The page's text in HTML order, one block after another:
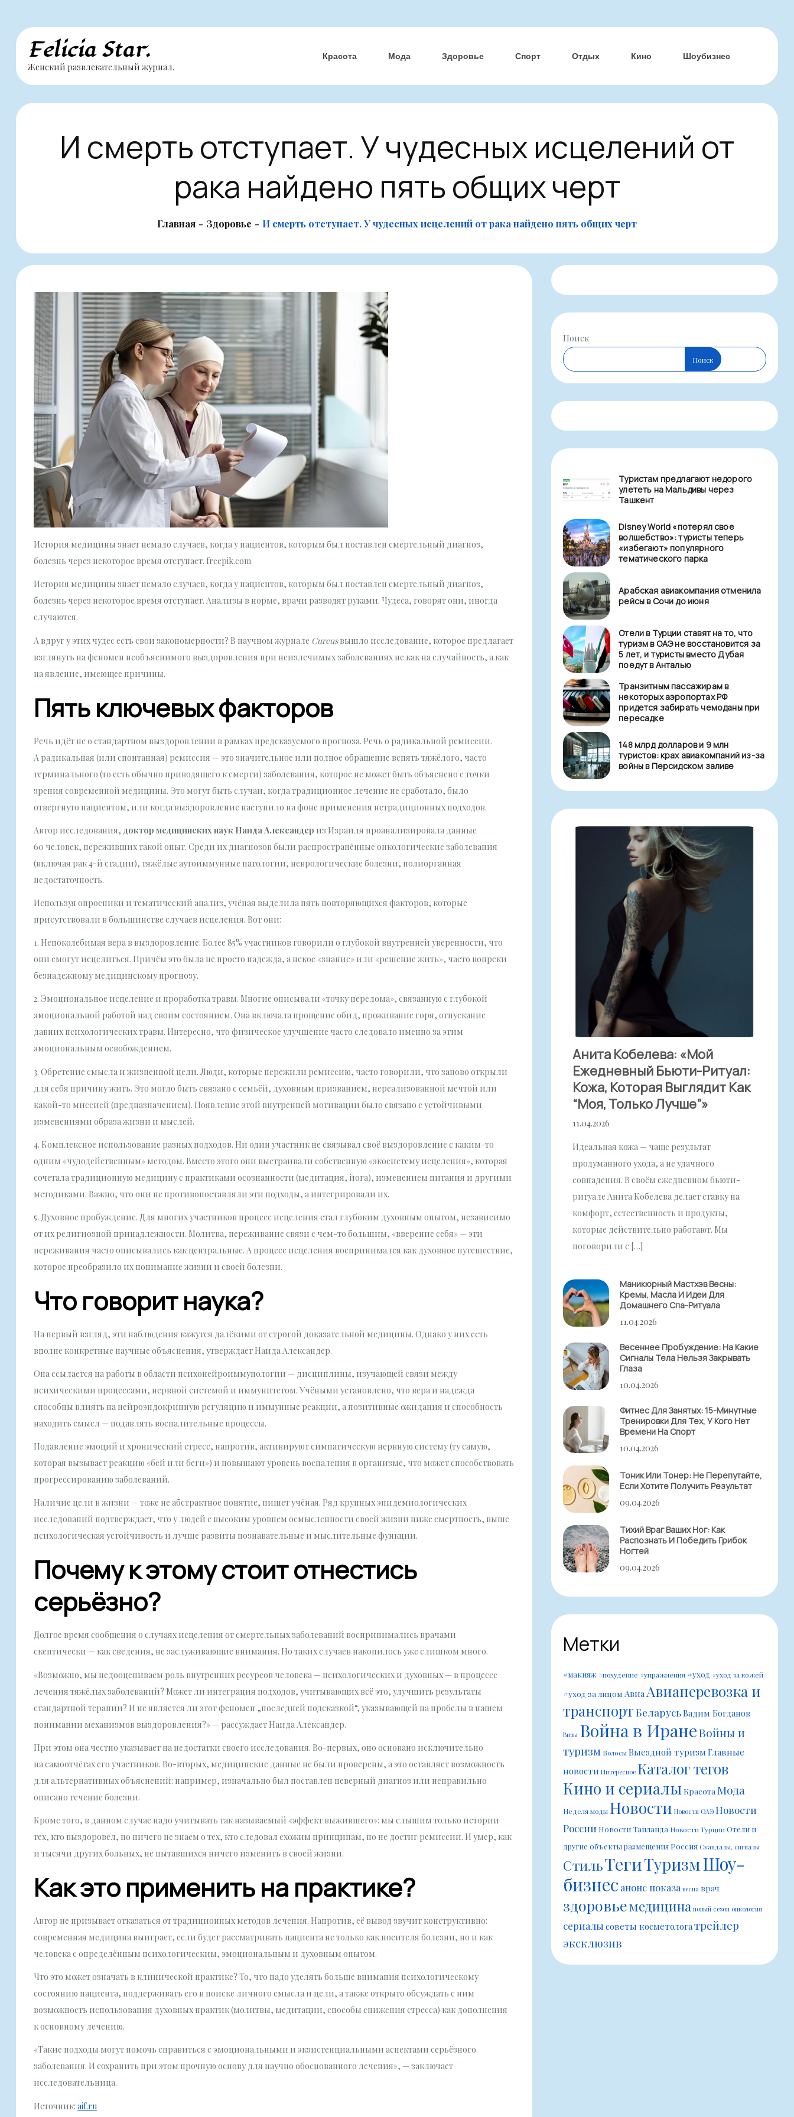
Перейти
содержимому
Felicia Star.
Женский развлекательный журнал.
Красота Мода Здоровье Спорт Отдых Кино Шоубизнес
И смерть отступает. У чудесных исцелений от
рака найдено пять общих черт
Главная Здоровье И смерть отступает. У чудесных исцелений от рака найдено пять общих черт
История медицины знает немало случаев, когда у пациентов, которым был поставлен смертельный диагноз,
болезнь через некоторое время отступает. freepik.com
История медицины знает немало случаев, когда у пациентов, которым был поставлен смертельный диагноз,
болезнь через некоторое время отступает. Анализы в норме, врачи разводят руками. Чудеса, говорят они, иногда
случаются.
А вдруг у этих чудес есть свои закономерности? В научном журнале Cureusвышло исследование, которое предлагает
взглянуть на феномен необъяснимого выздоровления при неизлечимых заболеваниях не как на случайность, а как
на явление, имеющее причины.
Пять ключевых факторов
Речь идёт не о стандартном выздоровлении в рамках предсказуемого прогноза. Речь о радикальной ремиссии.
А радикальная (или спонтанная) ремиссия — это значительное или полное обращение вспять тяжёлого, часто
терминального (то есть обычно приводящего к смерти) заболевания, которое не может быть объяснено с точки
зрения современной медицины. Это могут быть случаи, когда традиционное лечение не сработало, было
отвергнуто пациентом, или когда выздоровление наступило на фоне применения нетрадиционных подходов.
Автор исследования, доктор медицинских наук Наида Александер из Израиля проанализировала данные
60 человек, переживших такой опыт. Среди их диагнозов были распространённые онкологические заболевания
(включая рак 4-й стадии), тяжёлые аутоиммунные патологии, неврологические болезни, полиорганная
недостаточность.
Используя опросники и тематический анализ, учёная выделила пять повторяющихся факторов, которые
присутствовали в большинстве случаев исцеления. Вот они:
1. Непоколебимая вера в выздоровление. Более 85% участников говорили о глубокой внутренней уверенности, что
они смогут исцелиться. Причём это была не просто надежда, а некое «знание» или «решение жить», часто вопреки
безнадежному медицинскому прогнозу.
2. Эмоциональное исцеление и проработка травм. Многие описывали «точку перелома», связанную с глубокой
эмоциональной работой над своим состоянием. Она включала прощение обид, проживание горя, отпускание
давних психологических травм. Интересно, что физическое улучшение часто следовало именно за этим
эмоциональным освобождением.
3. Обретение смысла и жизненной цели. Люди, которые пережили ремиссию, часто говорили, что заново открыли
для себя причину жить. Это могло быть связано с семьёй, духовным призванием, нереализованной мечтой или
какой-то миссией (предназначением). Появление этой внутренней мотивации было связано с устойчивыми
изменениями образа жизни и мыслей.
4. Комплексное использование разных подходов. Ни один участник не связывал своё выздоровление с каким-то
одним «чудодейственным» методом. Вместо этого они выстраивали собственную «экосистему исцеления», которая
сочетала традиционную медицину с практиками осознанности (медитация, йога), изменением питания и другими
методиками. Важно, что они не противопоставляли эти подходы, а интегрировали их.
5. Духовное пробуждение. Для многих участников процесс исцеления стал глубоким духовным опытом, независимо
от их религиозной принадлежности. Молитва, переживание связи с чем-то большим, «вверение себя» — эти
переживания часто описывались как центральные. А процесс исцеления воспринимался как духовное путешествие,
которое преобразило их понимание жизни и своей болезни.
Что говорит наука?
На первый взгляд, эти наблюдения кажутся далёкими от строгой доказательной медицины. Однако у них есть
вполне конкретные научные объяснения, утверждает Наида Александер.
Она ссылается на работы в области психонейроиммунологии — дисциплины, изучающей связи между
психическими процессами, нервной системой и иммунитетом. Учёными установлено, что вера и надежда
способны влиять на нейроэндокринную регуляцию и иммунные реакции, а позитивные ожидания и способность
находить смысл — подавлять воспалительные процессы.
Подавление эмоций и хронический стресс, напротив, активируют симпатическую нервную систему (ту самую,
которая вызывает реакцию «бей или беги») и повышают уровень воспаления в организме, что может способствовать
прогрессированию заболеваний.
Наличие цели в жизни — тоже не абстрактное понятие, пишет учёная. Ряд крупных эпидемиологических
исследований подтверждает, что у людей с высоким уровнем осмысленности своей жизни ниже смертность, выше
психологическая устойчивость и лучше развиты познавательные и мыслительные функции.
Почему к этому стоит отнестись
серьёзно?
Долгое время сообщения о случаях исцеления от смертельных заболеваний воспринимались врачами
скептически — как сведения, не заслуживающие внимания. Но таких случаев накопилось уже слишком много.
«Возможно, мы недооцениваем роль внутренних ресурсов человека — психологических и духовных — в процессе
лечения тяжёлых заболеваний? Может ли интеграция подходов, учитывающих всё это, улучшить результаты
стандартной терапии? И не является ли этот феномен „последней подсказкой“, указывающей на пробелы в нашем
понимании механизмов выздоровления?» — рассуждает Наида Александер.
При этом она честно указывает на недостатки своего исследования. Во-первых, оно основано исключительно
на самоотчётах его участников. Во-вторых, медицинские данные не были проверены, а это оставляет возможность
для альтернативных объяснений: например, изначально был поставлен неверный диагноз или неправильно
описано течение болезни.
Кроме того, в данном случае надо учитывать так называемый «эффект выжившего»: мы слышим только истории
тех, кто выздоровел, но ничего не знаем о тех, кто следовал схожим принципам, но не достиг ремиссии. И умер, как
и тысячи других больных, не пытавшихся ничего изменить в своей жизни.
Как это применить на практике?
Автор не призывает отказаться от традиционных методов лечения. Напротив, её вывод звучит конструктивно:
современная медицина выиграет, если будет рассматривать пациента не только как носителя болезни, но и как
человека с определённым психологическим, эмоциональным и духовным опытом.
Что это может означать в клинической практике? То, что надо уделять больше внимания психологическому
состоянию пациента, поддерживать его в поиске личного смысла и цели, а также открыто обсуждать с ним
возможность использования духовных практик (молитвы, медитации, способы снижения стресса) как дополнения
к основному лечению.
«Такие подходы могут помочь справиться с эмоциональными и экзистенциальными аспектами серьёзного
заболевания. И сохранить при этом прочную основу для научно обоснованного лечения», — заключает
исследовательница.
Источник: aif.ru
Поиск
Поиск
Туристам предлагают недорого
улететь на Мальдивы через
Ташкент
Disney World «потерял свое
волшебство»: туристы теперь
«избегают» популярного
тематического парка
Арабская авиакомпания отменила
рейсы в Сочи до июня
Отели в Турции ставят на то, что
туризм в ОАЭ не восстановится за
5 лет, и туристы вместо Дубая
поедут в Анталью
Транзитным пассажирам в
некоторых аэропортах РФ
придется забирать чемоданы при
пересадке
148 млрд долларов и 9 млн
туристов: крах авиакомпаний из-за
войны в Персидском заливе
Анита Кобелева: «Мой
Ежедневный Бьюти-Ритуал:
Кожа, Которая Выглядит Как
“моя, Только Лучше”»
11.04.2026
Идеальная кожа — чаще результат
продуманного ухода, а не удачного
совпадения. В своём ежедневном бьюти-
ритуале Анита Кобелева делает ставку на
комфорт, естественность и продукты,
которые действительно работают. Мы
поговорили с […]
Маникюрный Мастхэв Весны:
Кремы, Масла И Идеи Для
Домашнего Спа-Ритуала
11.04.2026
Весеннее Пробуждение: На Какие
Сигналы Тела Нельзя Закрывать
Глаза
10.04.2026
Фитнес Для Занятых: 15-Минутные
Тренировки Для Тех, У Кого Нет
Времени На Спорт
10.04.2026
Тоник Или Тонер: Не Перепутайте,
Если Хотите Получить Результат
09.04.2026
Тихий Враг Ваших Ног: Как
Распознать И Победить Грибок
Ногтей
09.04.2026
Метки
#макияж #похудение #упражнения #уход #уход за кожей
#уход за лицом Авиа Авиаперевозка и
транспортБеларусьВадим Богданов
Визы Война в ИранеВойны и
туризм ВолосыВыездной туризмГлавные
новости Интересное Каталог тегов
Кино и сериалыКрасота Мода
Неделя моды Новости Новости ОАЭ Новости
России Новости Таиланда Новости ТурцииОтели и
другие объекты размещенияРоссия Скандалы, сигналы
СтильТегиТуризмШоу-
бизнес анонс показа весна врач
здоровьемедицина новый сезон онкология
сериалы советы косметологатрейлер
эксклюзив